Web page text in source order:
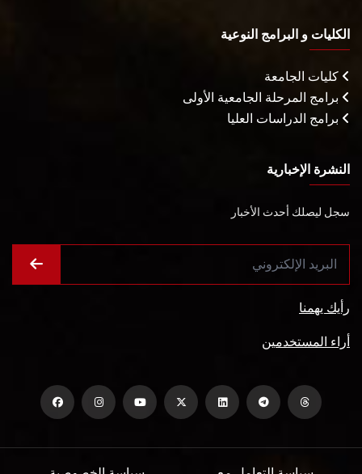
الكليات و البرامج النوعية
كليات الجامعة
برامج المرحلة الجامعية الأولى
برامج الدراسات العليا
النشرة الإخبارية
سجل ليصلك أحدث الأخبار
رأيك يهمنا
أراء المستخدمين